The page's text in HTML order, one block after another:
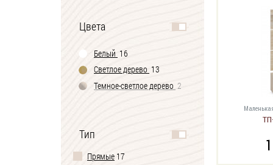
Цвета
Белый 16
Светлое дерево 13
Темное-cветлое дерево 2
Тип
Прямые 17